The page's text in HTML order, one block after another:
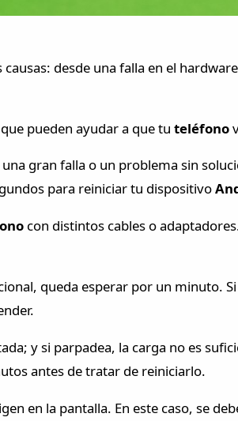
desde una falla en el
pueden ayudar a que tuteléfono
gran falla o un problema sin
para reiniciar tu dispositivo
con distintos cables o
queda esperar por un minuto.
y si parpadea, la carga no es
antes de tratar de reiniciarlo.
en la pantalla. En este caso, se